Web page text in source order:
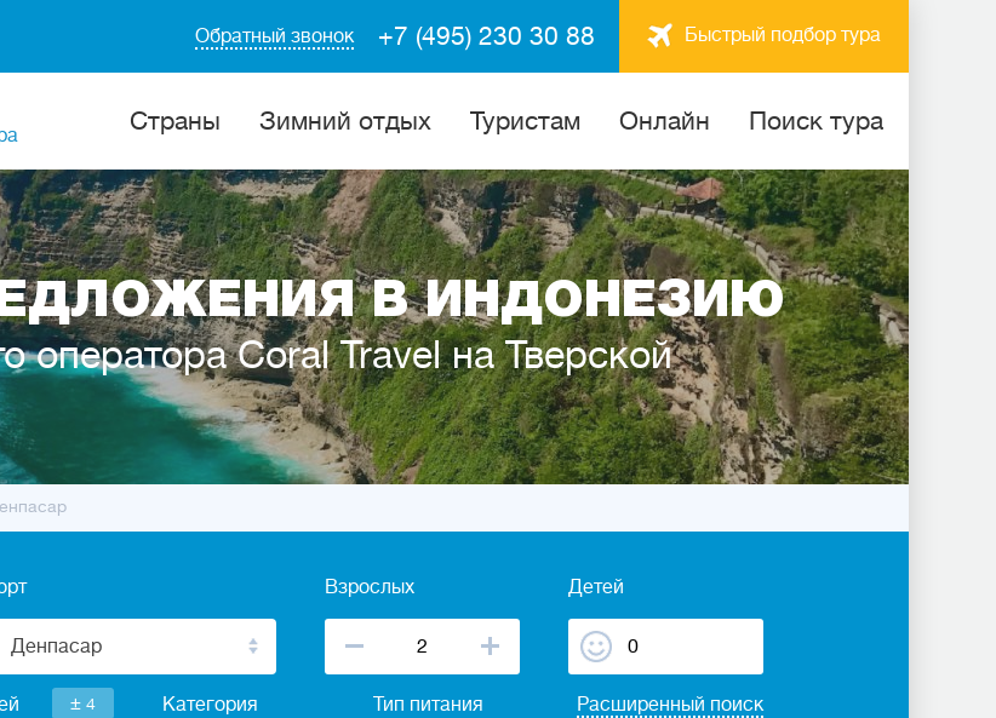
Быстрый подбор тура
+7 (495) 230 30 88
Обратный звонок
Cтраны Зимний отдых Туристам Онлайн Поиск тура
В ИНДОНЕЗИЮ
оператора Coral Travel на Тверской
Денпасар
Взрослых Детей
±4 Категория Тип питания Расширенный поиск